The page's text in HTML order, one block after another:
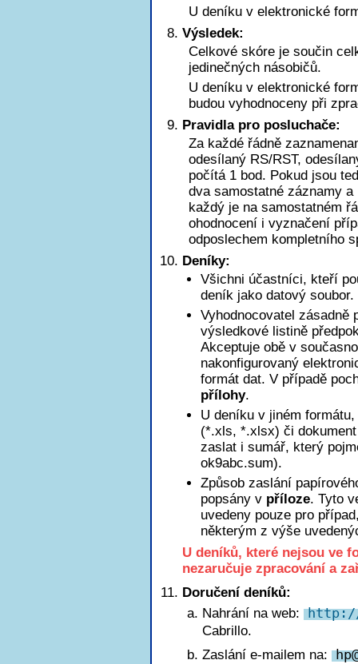
U deníku v elektronické
Výsledek:
Celkové skóre je součin
jedinečných násobičů.
U deníku v elektronické
budou vyhodnoceny při
Pravidla pro posluchače:
Za každé řádně
odesílaný RS/RST,
počítá 1 bod. Pokud jsou
dva samostatné záznamy
každý je na samostatném
ohodnocení i vyznačení
odposlechem kompletního
Deníky:
Všichni účastníci, kteří
deník jako datový soubor.
Vyhodnocovatel zásadně
výsledkové listině
Akceptuje obě v
nakonfigurovaný
formát dat. V případě
přílohy.
U deníku v jiném
(*.xls, *.xlsx) či
zaslat i sumář, který
ok9abc.sum).
Způsob zaslání
popsány v příloze. Tyto
uvedeny pouze pro
některým z výše
U deníků, které nejsou ve
nezaručuje zpracování a
Doručení deníků:
Nahrání na web: http://
Cabrillo.
Zaslání e-mailem na: h